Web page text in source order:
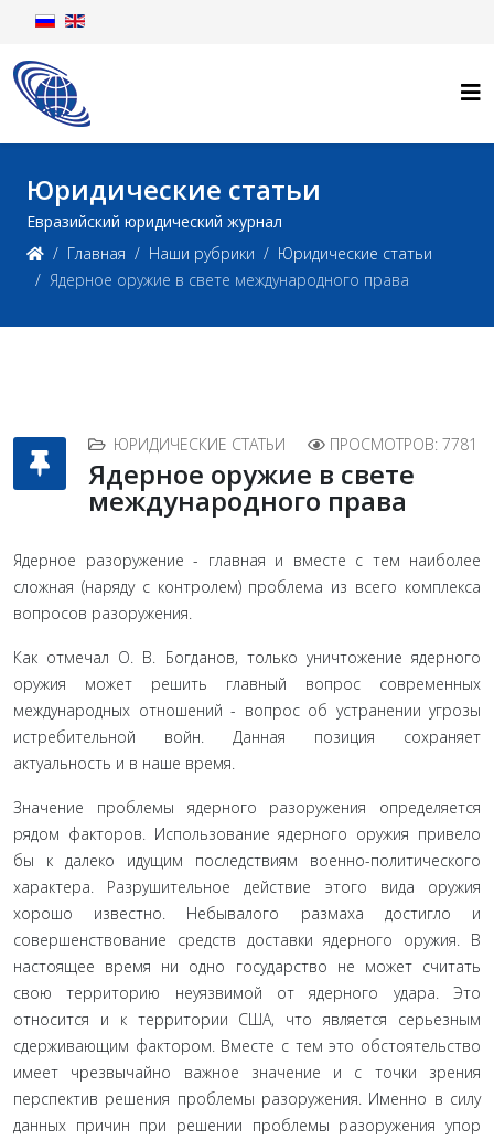
Юридические статьи
Евразийский юридический журнал
Главная
Наши рубрики
Юридические статьи
Ядерное оружие в свете международного права
ЮРИДИЧЕСКИЕ СТАТЬИ ПРОСМОТРОВ: 7781
Ядерное оружие в свете
международного права
Ядерное разоружение - главная и вместе с тем наиболее
сложная (наряду с контролем) проблема из всего комплекса
вопросов разоружения.
Как отмечал О. В. Богданов, только уничтожение ядерного
оружия может решить главный во­прос современных
международных отношений - вопрос об устранении угрозы
истребительной войн. Данная позиция сохраняет
актуальность и в наше время.
Значение проблемы ядерного разоружения опреде­ляется
рядом факторов. Использование ядерного оружия привело
бы к далеко идущим последствиям военно-по­литического
характера. Разрушительное действие этого вида оружия
хорошо известно. Небывалого размаха до­стигло и
совершенствование средств доставки ядерного оружия. В
настоящее время ни одно государство не мо­жет считать
свою территорию неуязвимой от ядерного удара. Это
относится и к территории США, что является серьезным
сдерживающим фактором. Вместе с тем это обстоятельство
имеет чрезвычайно важное значение и с точки зрения
перспектив решения проблемы разоруже­ния. Именно в силу
данных причин при решении про­блемы разоружения упор